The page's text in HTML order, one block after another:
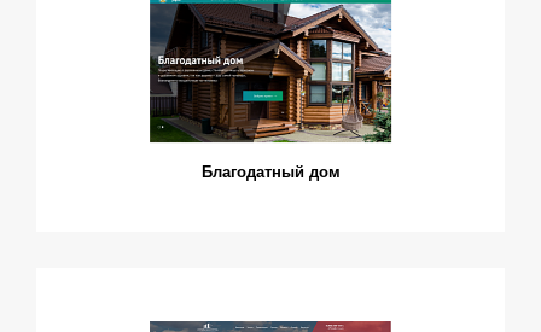
Благодатный дом